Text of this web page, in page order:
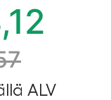
ALV